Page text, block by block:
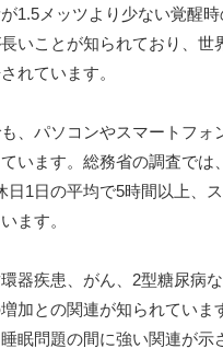
1.5メッツより少ない覚醒
いことが知られており、世
れています。
、パソコンやスマートフ
います。総務省の調査で
1日の平均で5時間以上、
ます。
器疾患、がん、2型糖尿病
加との関連が知られてい
眠問題の間に強い関連が示